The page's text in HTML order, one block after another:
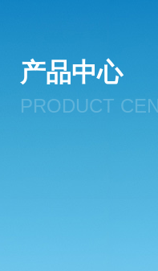
产品中心
PRODUCT